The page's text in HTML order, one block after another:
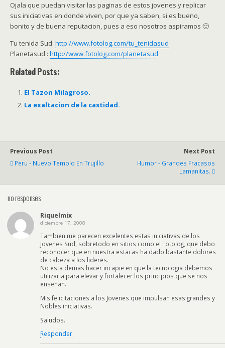
Ojala que puedan visitar las paginas de estos jovenes y replicar
sus iniciativas en donde viven, por que ya saben, si es bueno,
bonito y de buena reputacion, pues a eso nosotros aspiramos 🙂
Tu tenida Sud: http://www.fotolog.com/tu_tenidasud
Planetasud : http://www.fotolog.com/planetasud
Related Posts:
El Tazon Milagroso.
La exaltacion de la castidad.
Previous Post
Peru - Nuevo Templo En Trujillo
Next Post
Humor - Grandes Fracasos
Lamanitas.
no responses
Riquelmix
diciembre 17, 2008
Tambien me parecen excelentes estas iniciativas de los
Jovenes Sud, sobretodo en sitios como el Fotolog, que debo
reconocer que en nuestra estacas ha dado bastante dolores
de cabeza a los lideres.
No esta demas hacer incapie en que la tecnologia debemos
utilizarla para elevar y fortalecer los principios que se nos
enseñan.
Mis felicitaciones a los Jovenes que impulsan esas grandes y
Nobles iniciativas.
Saludos.
Responder